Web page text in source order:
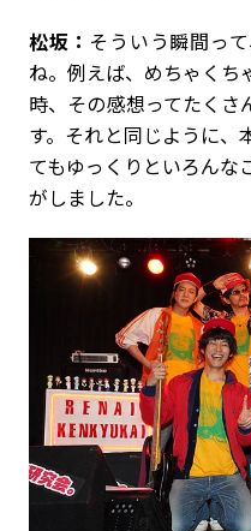
松坂： そういう瞬間っ
ね。例えば、めちゃくち
時、その感想ってたくさ
す。それと同じように、
てもゆっくりといろんな
がしました。